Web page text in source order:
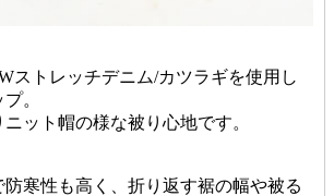
ストレッチデニム/カツラギを使用し
。
ット帽の様な被り心地です。
寒性も高く、折り返す裾の幅や被る